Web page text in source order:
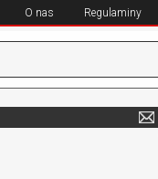
O nas Regulaminy